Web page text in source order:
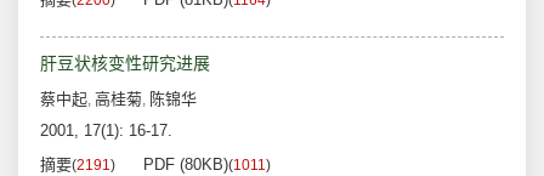
肝豆状核变性研究进展
蔡中起, 高桂菊, 陈锦华
2001, 17(1): 16-17.
摘要(2191) PDF (80KB)(1011)